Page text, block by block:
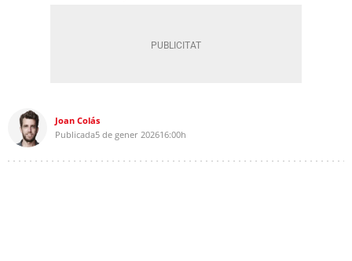
Joan Colás
Publicada5 de gener 202616:00h